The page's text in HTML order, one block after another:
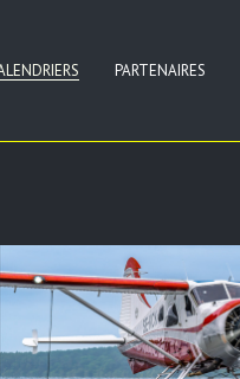
PARTENAIRES